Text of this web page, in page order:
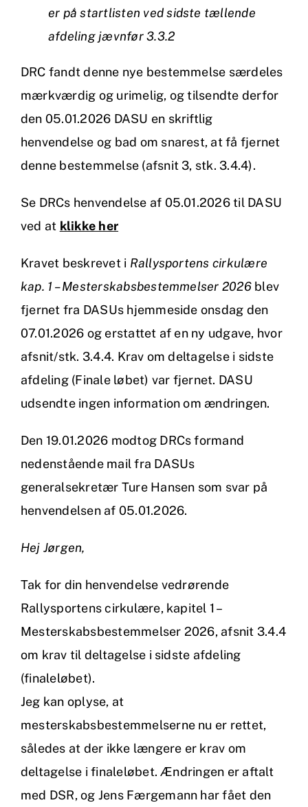
er på startlisten ved sidste tællende
afdeling jævnfør 3.3.2
DRC fandt denne nye bestemmelse særdeles
mærkværdig og urimelig, og tilsendte derfor
den 05.01.2026 DASU en skriftlig
henvendelse og bad om snarest, at få fjernet
denne bestemmelse (afsnit 3, stk. 3.4.4).
Se DRCs henvendelse af 05.01.2026 til DASU
ved at klikke her
Kravet beskrevet i Rallysportens cirkulære
kap. 1 – Mesterskabsbestemmelser 2026blev
fjernet fra DASUs hjemmeside onsdag den
07.01.2026 og erstattet af en ny udgave, hvor
afsnit/stk. 3.4.4. Krav om deltagelse i sidste
afdeling (Finale løbet) var fjernet. DASU
udsendte ingen information om ændringen.
Den 19.01.2026 modtog DRCs formand
nedenstående mail fra DASUs
generalsekretær Ture Hansen som svar på
henvendelsen af 05.01.2026.
Hej Jørgen,
Tak for din henvendelse vedrørende
Rallysportens cirkulære, kapitel 1 –
Mesterskabsbestemmelser 2026, afsnit 3.4.4
om krav til deltagelse i sidste afdeling
(finaleløbet).
Jeg kan oplyse, at
mesterskabsbestemmelserne nu er rettet,
således at der ikke længere er krav om
deltagelse i finaleløbet. Ændringen er aftalt
med DSR, og Jens Færgemann har fået den